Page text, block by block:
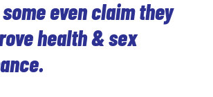
even claim they
health & sex